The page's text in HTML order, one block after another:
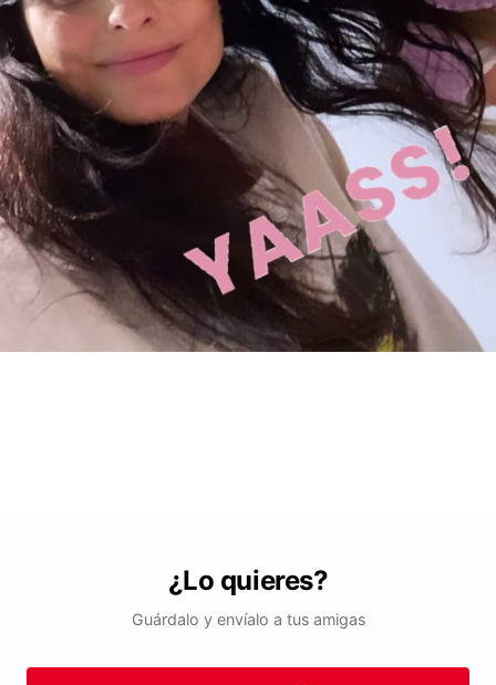
¿Lo quieres?
Guárdalo y envíalo a tus amigas